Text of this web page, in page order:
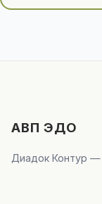
АВП ЭДО
Диадок Контур